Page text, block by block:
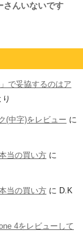
さんいないです
で妥協するのはア
り
(中字)をレビュー に
当の買い方 に
当の買い方 に D.K
4をレビューして